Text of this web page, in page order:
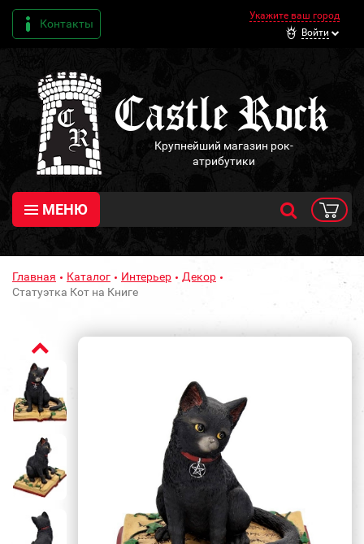
Контакты
Укажите ваш город
Войти
Крупнейший магазин рок-
атрибутики
МЕНЮ
Главная Каталог Интерьер
Декор
Статуэтка Кот на Книге